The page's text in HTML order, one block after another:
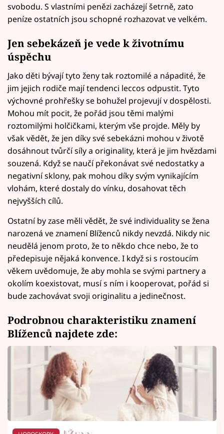
svobodu. S vlastními penězi zacházejí šetrně, zato
peníze ostatních jsou schopné rozhazovat ve velkém.
Jen sebekázeň je vede k životnímu
úspěchu
Jako děti bývají tyto ženy tak roztomilé a nápadité, že
jim jejich rodiče mají tendenci leccos odpustit. Tyto
výchovné prohřešky se bohužel projevují v dospělosti.
Mohou mít pocit, že pořád jsou těmi malými
roztomilými holčičkami, kterým vše projde. Měly by
však vědět, že jen díky své sebekázni mohou v životě
dosáhnout tvůrčí síly a originality, která je jim hvězdami
souzená. Když se naučí překonávat své nedostatky a
negativní sklony, pak mohou díky svým vynikajícím
vlohám, které dostaly do vínku, dosahovat těch
nejvyšších cílů.
Ostatní by zase měli vědět, že své individuality se žena
narozená ve znamení Blíženců nikdy nevzdá. Nikdy nic
neudělá jenom proto, že to někdo chce nebo, že to
předepisuje nějaká konvence. I když si s rostoucím
věkem uvědomuje, že aby mohla se svými partnery a
okolím koexistovat, musí s ním i kooperovat, pořád si
bude zachovávat svoji originalitu a jedinečnost.
Podrobnou charakteristiku znamení
Blíženců najdete zde: